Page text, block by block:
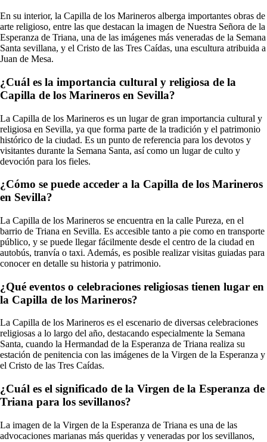
En su interior, la Capilla de los Marineros alberga importantes obras de
arte religioso, entre las que destacan la imagen de Nuestra Señora de la
Esperanza de Triana, una de las imágenes más veneradas de la Semana
Santa sevillana, y el Cristo de las Tres Caídas, una escultura atribuida a
Juan de Mesa.
¿Cuál es la importancia cultural y religiosa de la
Capilla de los Marineros en Sevilla?
La Capilla de los Marineros es un lugar de gran importancia cultural y
religiosa en Sevilla, ya que forma parte de la tradición y el patrimonio
histórico de la ciudad. Es un punto de referencia para los devotos y
visitantes durante la Semana Santa, así como un lugar de culto y
devoción para los fieles.
¿Cómo se puede acceder a la Capilla de los Marineros
en Sevilla?
La Capilla de los Marineros se encuentra en la calle Pureza, en el
barrio de Triana en Sevilla. Es accesible tanto a pie como en transporte
público, y se puede llegar fácilmente desde el centro de la ciudad en
autobús, tranvía o taxi. Además, es posible realizar visitas guiadas para
conocer en detalle su historia y patrimonio.
¿Qué eventos o celebraciones religiosas tienen lugar en
la Capilla de los Marineros?
La Capilla de los Marineros es el escenario de diversas celebraciones
religiosas a lo largo del año, destacando especialmente la Semana
Santa, cuando la Hermandad de la Esperanza de Triana realiza su
estación de penitencia con las imágenes de la Virgen de la Esperanza y
el Cristo de las Tres Caídas.
¿Cuál es el significado de la Virgen de la Esperanza de
Triana para los sevillanos?
La imagen de la Virgen de la Esperanza de Triana es una de las
advocaciones marianas más queridas y veneradas por los sevillanos,